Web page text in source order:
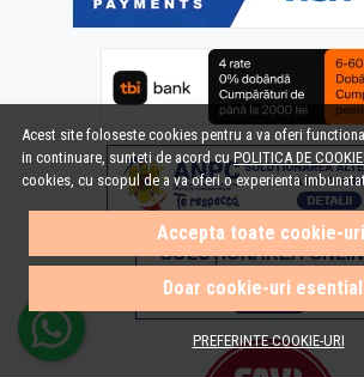
Acest site foloseste cookies pentru a va oferi
in continuare, sunteti de acord cuPOLITICA DE
cookies, cu scopul de a va oferi o experienta
Accepta toate cookie-
Doar cookie-uri
PREFERINTE COOKIE-URI